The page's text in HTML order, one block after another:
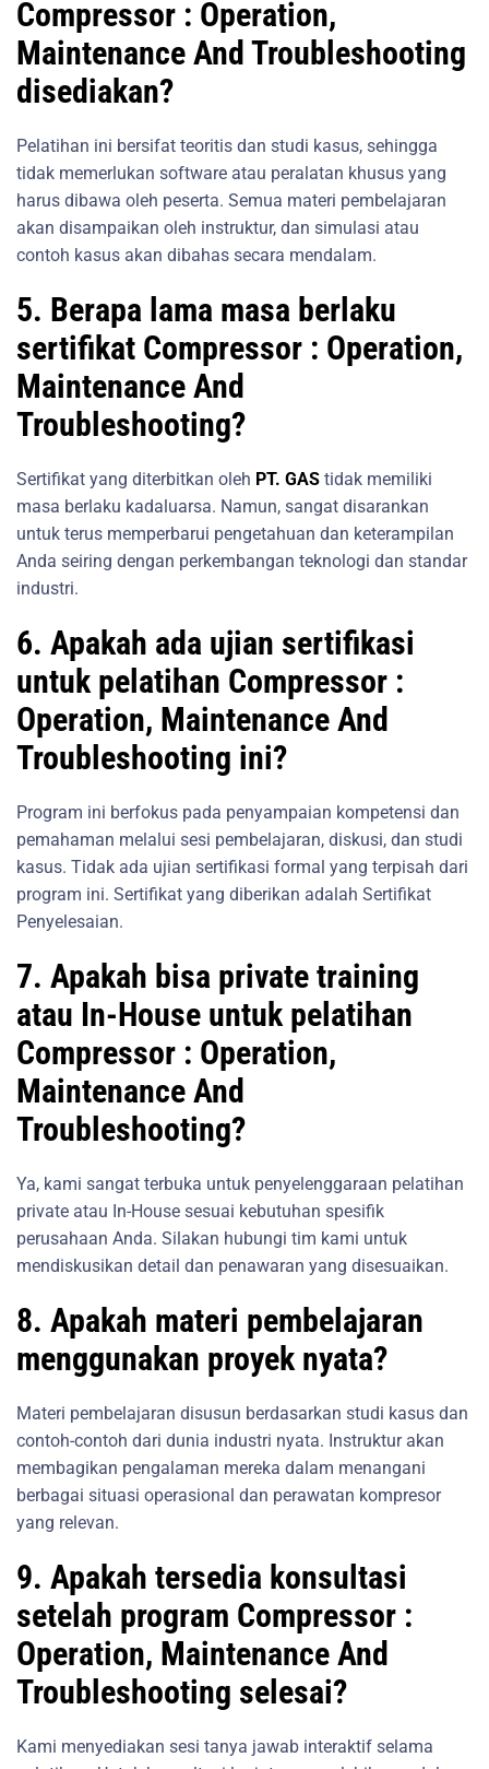
Compressor : Operation,
Maintenance And Troubleshooting
disediakan?
Pelatihan ini bersifat teoritis dan studi kasus, sehingga
tidak memerlukan software atau peralatan khusus yang
harus dibawa oleh peserta. Semua materi pembelajaran
akan disampaikan oleh instruktur, dan simulasi atau
contoh kasus akan dibahas secara mendalam.
5. Berapa lama masa berlaku
sertifikat Compressor : Operation,
Maintenance And
Troubleshooting?
Sertifikat yang diterbitkan oleh PT. GAS tidak memiliki
masa berlaku kadaluarsa. Namun, sangat disarankan
untuk terus memperbarui pengetahuan dan keterampilan
Anda seiring dengan perkembangan teknologi dan standar
industri.
6. Apakah ada ujian sertifikasi
untuk pelatihan Compressor :
Operation, Maintenance And
Troubleshooting ini?
Program ini berfokus pada penyampaian kompetensi dan
pemahaman melalui sesi pembelajaran, diskusi, dan studi
kasus. Tidak ada ujian sertifikasi formal yang terpisah dari
program ini. Sertifikat yang diberikan adalah Sertifikat
Penyelesaian.
7. Apakah bisa private training
atau In-House untuk pelatihan
Compressor : Operation,
Maintenance And
Troubleshooting?
Ya, kami sangat terbuka untuk penyelenggaraan pelatihan
private atau In-House sesuai kebutuhan spesifik
perusahaan Anda. Silakan hubungi tim kami untuk
mendiskusikan detail dan penawaran yang disesuaikan.
8. Apakah materi pembelajaran
menggunakan proyek nyata?
Materi pembelajaran disusun berdasarkan studi kasus dan
contoh-contoh dari dunia industri nyata. Instruktur akan
membagikan pengalaman mereka dalam menangani
berbagai situasi operasional dan perawatan kompresor
yang relevan.
9. Apakah tersedia konsultasi
setelah program Compressor :
Operation, Maintenance And
Troubleshooting selesai?
Kami menyediakan sesi tanya jawab interaktif selama